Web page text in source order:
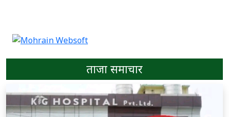
ताजा समाचार